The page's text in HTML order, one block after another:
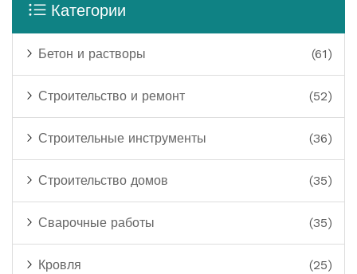
Категории
Бетон и растворы (61)
Строительство и ремонт (52)
Строительные инструменты (36)
Строительство домов (35)
Сварочные работы (35)
Кровля (25)